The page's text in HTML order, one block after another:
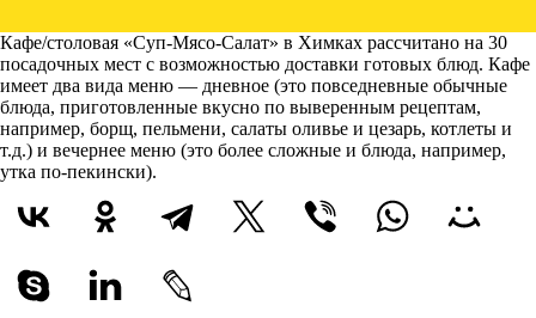
Кафе/столовая «Суп-Мясо-Салат» в Химках рассчитано на 30
посадочных мест с возможностью доставки готовых блюд. Кафе
имеет два вида меню — дневное (это повседневные обычные
блюда, приготовленные вкусно по выверенным рецептам,
например, борщ, пельмени, салаты оливье и цезарь, котлеты и
т.д.) и вечернее меню (это более сложные и блюда, например,
утка по-пекински).